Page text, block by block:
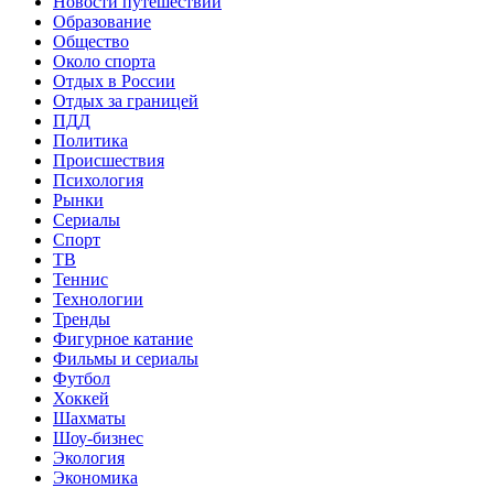
Образование
Общество
Около спорта
Отдых в России
Отдых за границей
ПДД
Политика
Происшествия
Психология
Рынки
Сериалы
Спорт
ТВ
Теннис
Технологии
Тренды
Фигурное катание
Фильмы и сериалы
Футбол
Хоккей
Шахматы
Шоу-бизнес
Экология
Экономика